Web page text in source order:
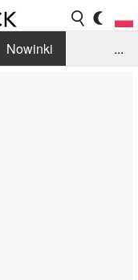
Nowinki
...